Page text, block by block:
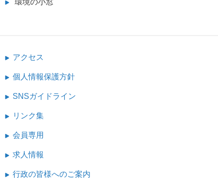
環境の小窓
アクセス
個人情報保護方針
SNSガイドライン
リンク集
会員専用
求人情報
行政の皆様へのご案内